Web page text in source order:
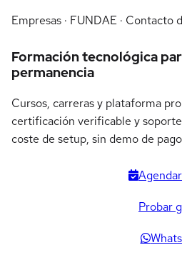
Empresas · FUNDAE · Contacto
Formación tecnológica
permanencia
Cursos, carreras y plataforma
certificación verificable y
coste de setup, sin demo de
Probar